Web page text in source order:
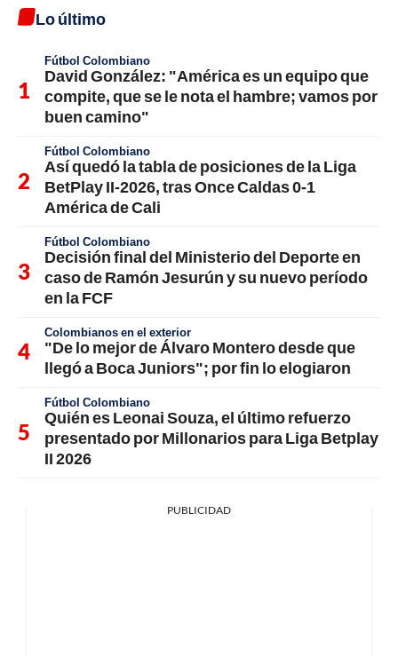
Lo último
Fútbol Colombiano
David González: "América es un equipo que
compite, que se le nota el hambre; vamos por
buen camino"
Fútbol Colombiano
Así quedó la tabla de posiciones de la Liga
BetPlay II-2026, tras Once Caldas 0-1
América de Cali
Fútbol Colombiano
Decisión final del Ministerio del Deporte en
caso de Ramón Jesurún y su nuevo período
en la FCF
Colombianos en el exterior
"De lo mejor de Álvaro Montero desde que
llegó a Boca Juniors"; por fin lo elogiaron
Fútbol Colombiano
Quién es Leonai Souza, el último refuerzo
presentado por Millonarios para Liga Betplay
II 2026
PUBLICIDAD